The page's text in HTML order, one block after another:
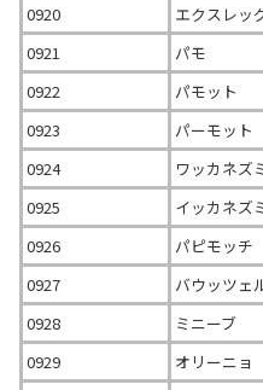
0920
エクスレッ
0921
パモ
0922
パモット
0923
パーモット
0924
ワッカネズ
0925
イッカネズ
0926
パピモッチ
0927
バウッツェ
0928
ミニーブ
0929
オリーニョ